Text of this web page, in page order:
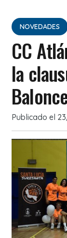
NOVEDADES
CC
la
Publicado el